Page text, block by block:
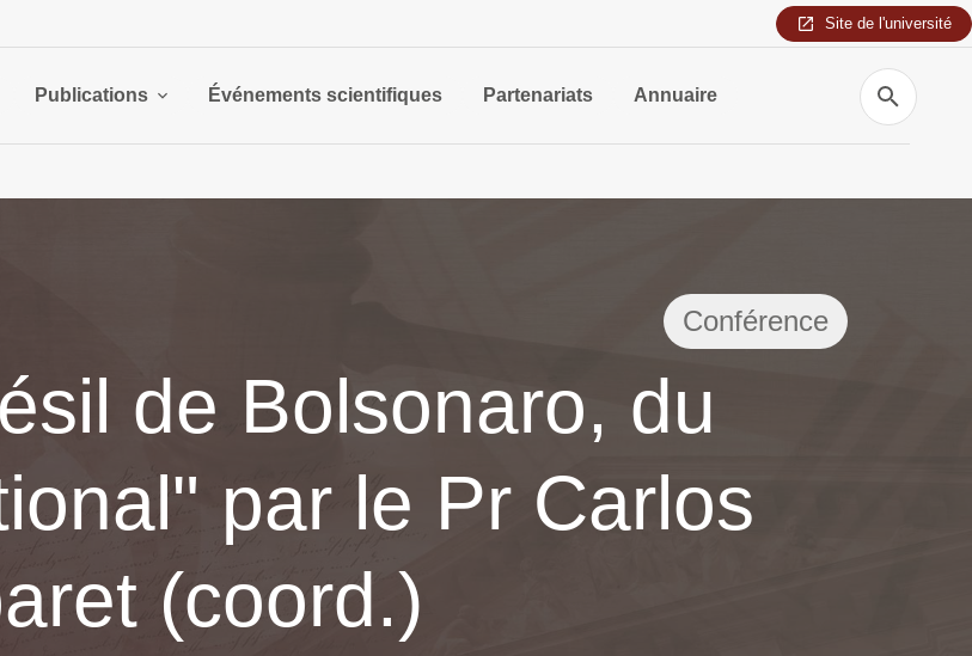
Site de l'université
Publications Événements scientifiques Partenariats Annuaire
Recherche
Conférence
de Bolsonaro, du
par le Pr Carlos
(coord.)